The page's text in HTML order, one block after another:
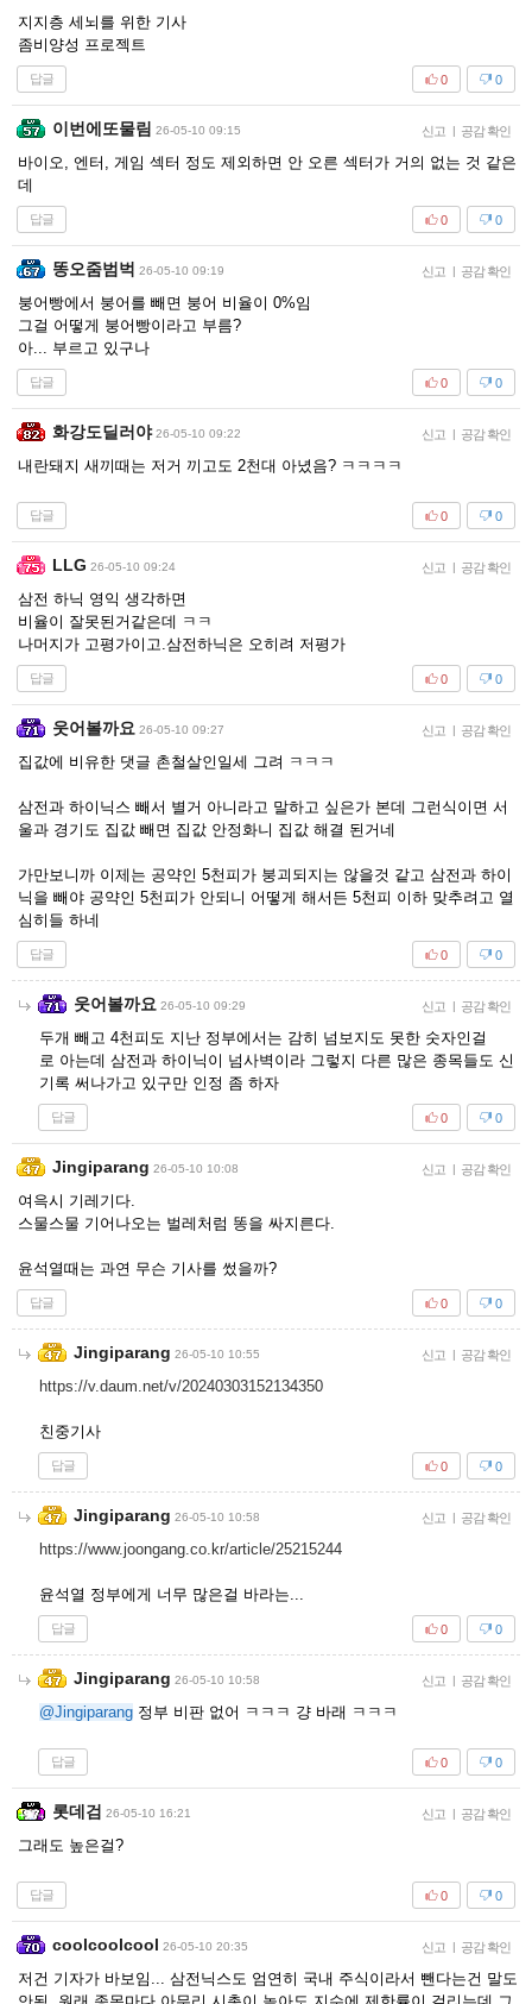
지지층 세뇌를 위한 기사
좀비양성 프로젝트
답글 0
0
이번에또물림 26-05-10 09:15 신고 공감 확인
바이오, 엔터, 게임 섹터 정도 제외하면 안 오른 섹터가 거의 없는 것 같은
데
답글 0
0
똥오줌범벅 26-05-10 09:19 신고 공감 확인
붕어빵에서 붕어를 빼면 붕어 비율이 0%임
그걸 어떻게 붕어빵이라고 부름?
아... 부르고 있구나
답글 0
0
화강도딜러야 26-05-10 09:22 신고 공감 확인
내란돼지 새끼때는 저거 끼고도 2천대 아녔음? ㅋㅋㅋㅋ
답글 0
0
LLG 26-05-10 09:24 신고 공감 확인
삼전 하닉 영익 생각하면
비율이 잘못된거같은데 ㅋㅋ
나머지가 고평가이고.삼전하닉은 오히려 저평가
답글 0
0
웃어볼까요 26-05-10 09:27 신고 공감 확인
집값에 비유한 댓글 촌철살인일세 그려 ㅋㅋㅋ
삼전과 하이닉스 빼서 별거 아니라고 말하고 싶은가 본데 그런식이면 서
울과 경기도 집값 빼면 집값 안정화니 집값 해결 된거네
가만보니까 이제는 공약인 5천피가 붕괴되지는 않을것 같고 삼전과 하이
닉을 빼야 공약인 5천피가 안되니 어떻게 해서든 5천피 이하 맞추려고 열
심히들 하네
답글 0
0
웃어볼까요 26-05-10 09:29 신고 공감 확인
두개 빼고 4천피도 지난 정부에서는 감히 넘보지도 못한 숫자인걸
로 아는데 삼전과 하이닉이 넘사벽이라 그렇지 다른 많은 종목들도 신
기록 써나가고 있구만 인정 좀 하자
답글 0
0
Jingiparang 26-05-10 10:08 신고 공감 확인
여윽시 기레기다.
스물스물 기어나오는 벌레처럼 똥을 싸지른다.
윤석열때는 과연 무슨 기사를 썼을까?
답글 0
0
Jingiparang 26-05-10 10:55 신고 공감 확인
https://v.daum.net/v/20240303152134350
친중기사
답글 0
0
Jingiparang 26-05-10 10:58 신고 공감 확인
https://www.joongang.co.kr/article/25215244
윤석열 정부에게 너무 많은걸 바라는...
답글 0
0
Jingiparang 26-05-10 10:58 신고 공감 확인
@Jingiparang 정부 비판 없어 ㅋㅋㅋ 걍 바래 ㅋㅋㅋ
답글 0
0
롯데검 26-05-10 16:21 신고 공감 확인
그래도 높은걸?
답글 0
0
coolcoolcool 26-05-10 20:35 신고 공감 확인
저건 기자가 바보임... 삼전닉스도 엄연히 국내 주식이라서 뺀다는건 말도